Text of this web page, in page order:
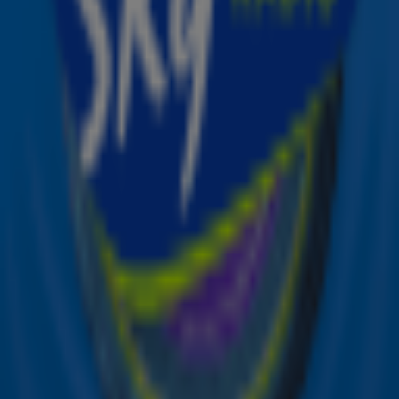
Ontvang onze nieuwsbrief
Meld je aan voor de nieuwsbrief van Sky Radio en blijf op
de hoogte van alle leuke winacties en het laatste nieuws
over je favoriete Sky-artiesten.
Meld je aan voor onze wekelijkse nieuwsbrief met daarin
het laatste nieuws en aanbiedingen die wijzelf of in
samenwerking met onze partners organiseren. Je kunt je
op ieder moment afmelden. Zie voor meer informatie de
Online radio luisteren naar Sky Radio